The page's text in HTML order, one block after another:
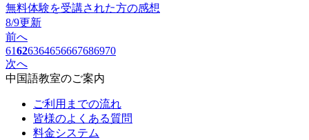
無料体験を受講された方の感想
8/9更新
前へ
61626364656667686970
次へ
中国語教室のご案内
ご利用までの流れ
皆様のよくある質問
料金システム